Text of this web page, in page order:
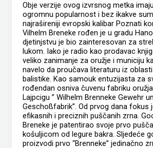
Obje verzije ovog izvrsnog metka
ogromnu popularnost i bez ikakve
najrašireniji evropski kalibar Poznati
Vilhelm Breneke rođen je u gradu
djetinjstvu je bio zainteresovan za
lukom. Iako je radio kao prodavac
veliko zanimanje za oružje i municiju
navelo da proučava literaturu iz
balistike. Kao samouk entuzijasta za
rođendan osniva čuvenu fabriku
Lajpcigu ” Wilhelm Brenneke Gewehr
Geschoßfabrik”. Od prvog dana fokus
efikasnih i preciznih puščanih zrna.
Breneke je patentirao svoje prvo
košuljicom od legure bakra. Sljedeće
proizvodi prvo “Brenneke” jedinačno